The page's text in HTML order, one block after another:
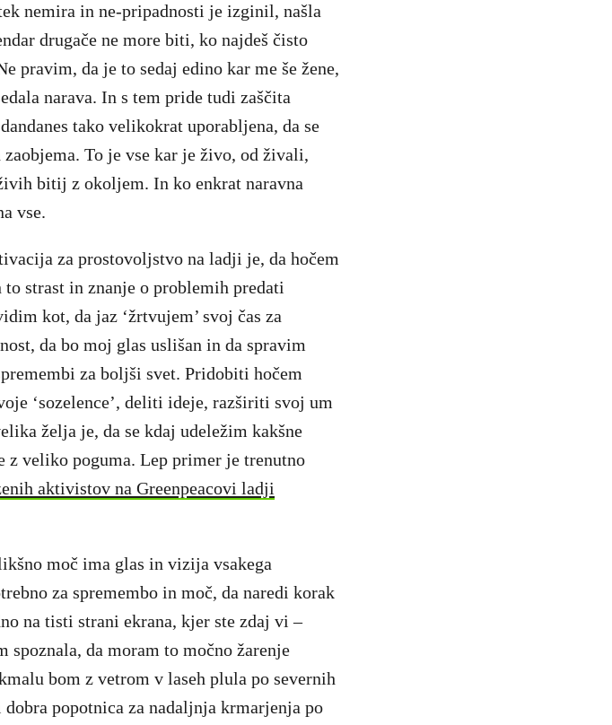
nemira in ne-pripadnosti je izginil, našla
drugače ne more biti, ko najdeš čisto
pravim, da je to sedaj edino kar me še žene,
narava. In s tem pride tudi zaščita
tako velikokrat uporabljena, da se
To je vse kar je živo, od živali,
bitij z okoljem. In ko enkrat naravna
vse.
za prostovoljstvo na ladji je, da hočem
strast in znanje o problemih predati
kot, da jaz ‘žrtvujem’ svoj čas za
da bo moj glas uslišan in da spravim
za boljši svet. Pridobiti hočem
‘sozelence’, deliti ideje, razširiti svoj um
želja je, da se kdaj udeležim kakšne
z veliko poguma. Lep primer je trenutno
aktivistov na Greenpeacovi ladji
moč ima glas in vizija vsakega
za spremembo in moč, da naredi korak
na tisti strani ekrana, kjer ste zdaj vi –
spoznala, da moram to močno žarenje
bom z vetrom v laseh plula po severnih
popotnica za nadaljnja krmarjenja po